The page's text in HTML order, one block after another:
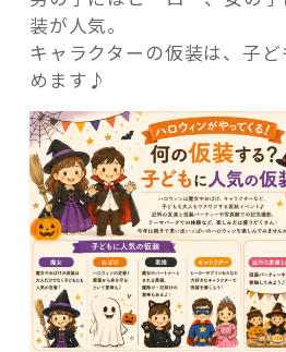
装が人気。
キャラクターの仮装は、子
めます♪